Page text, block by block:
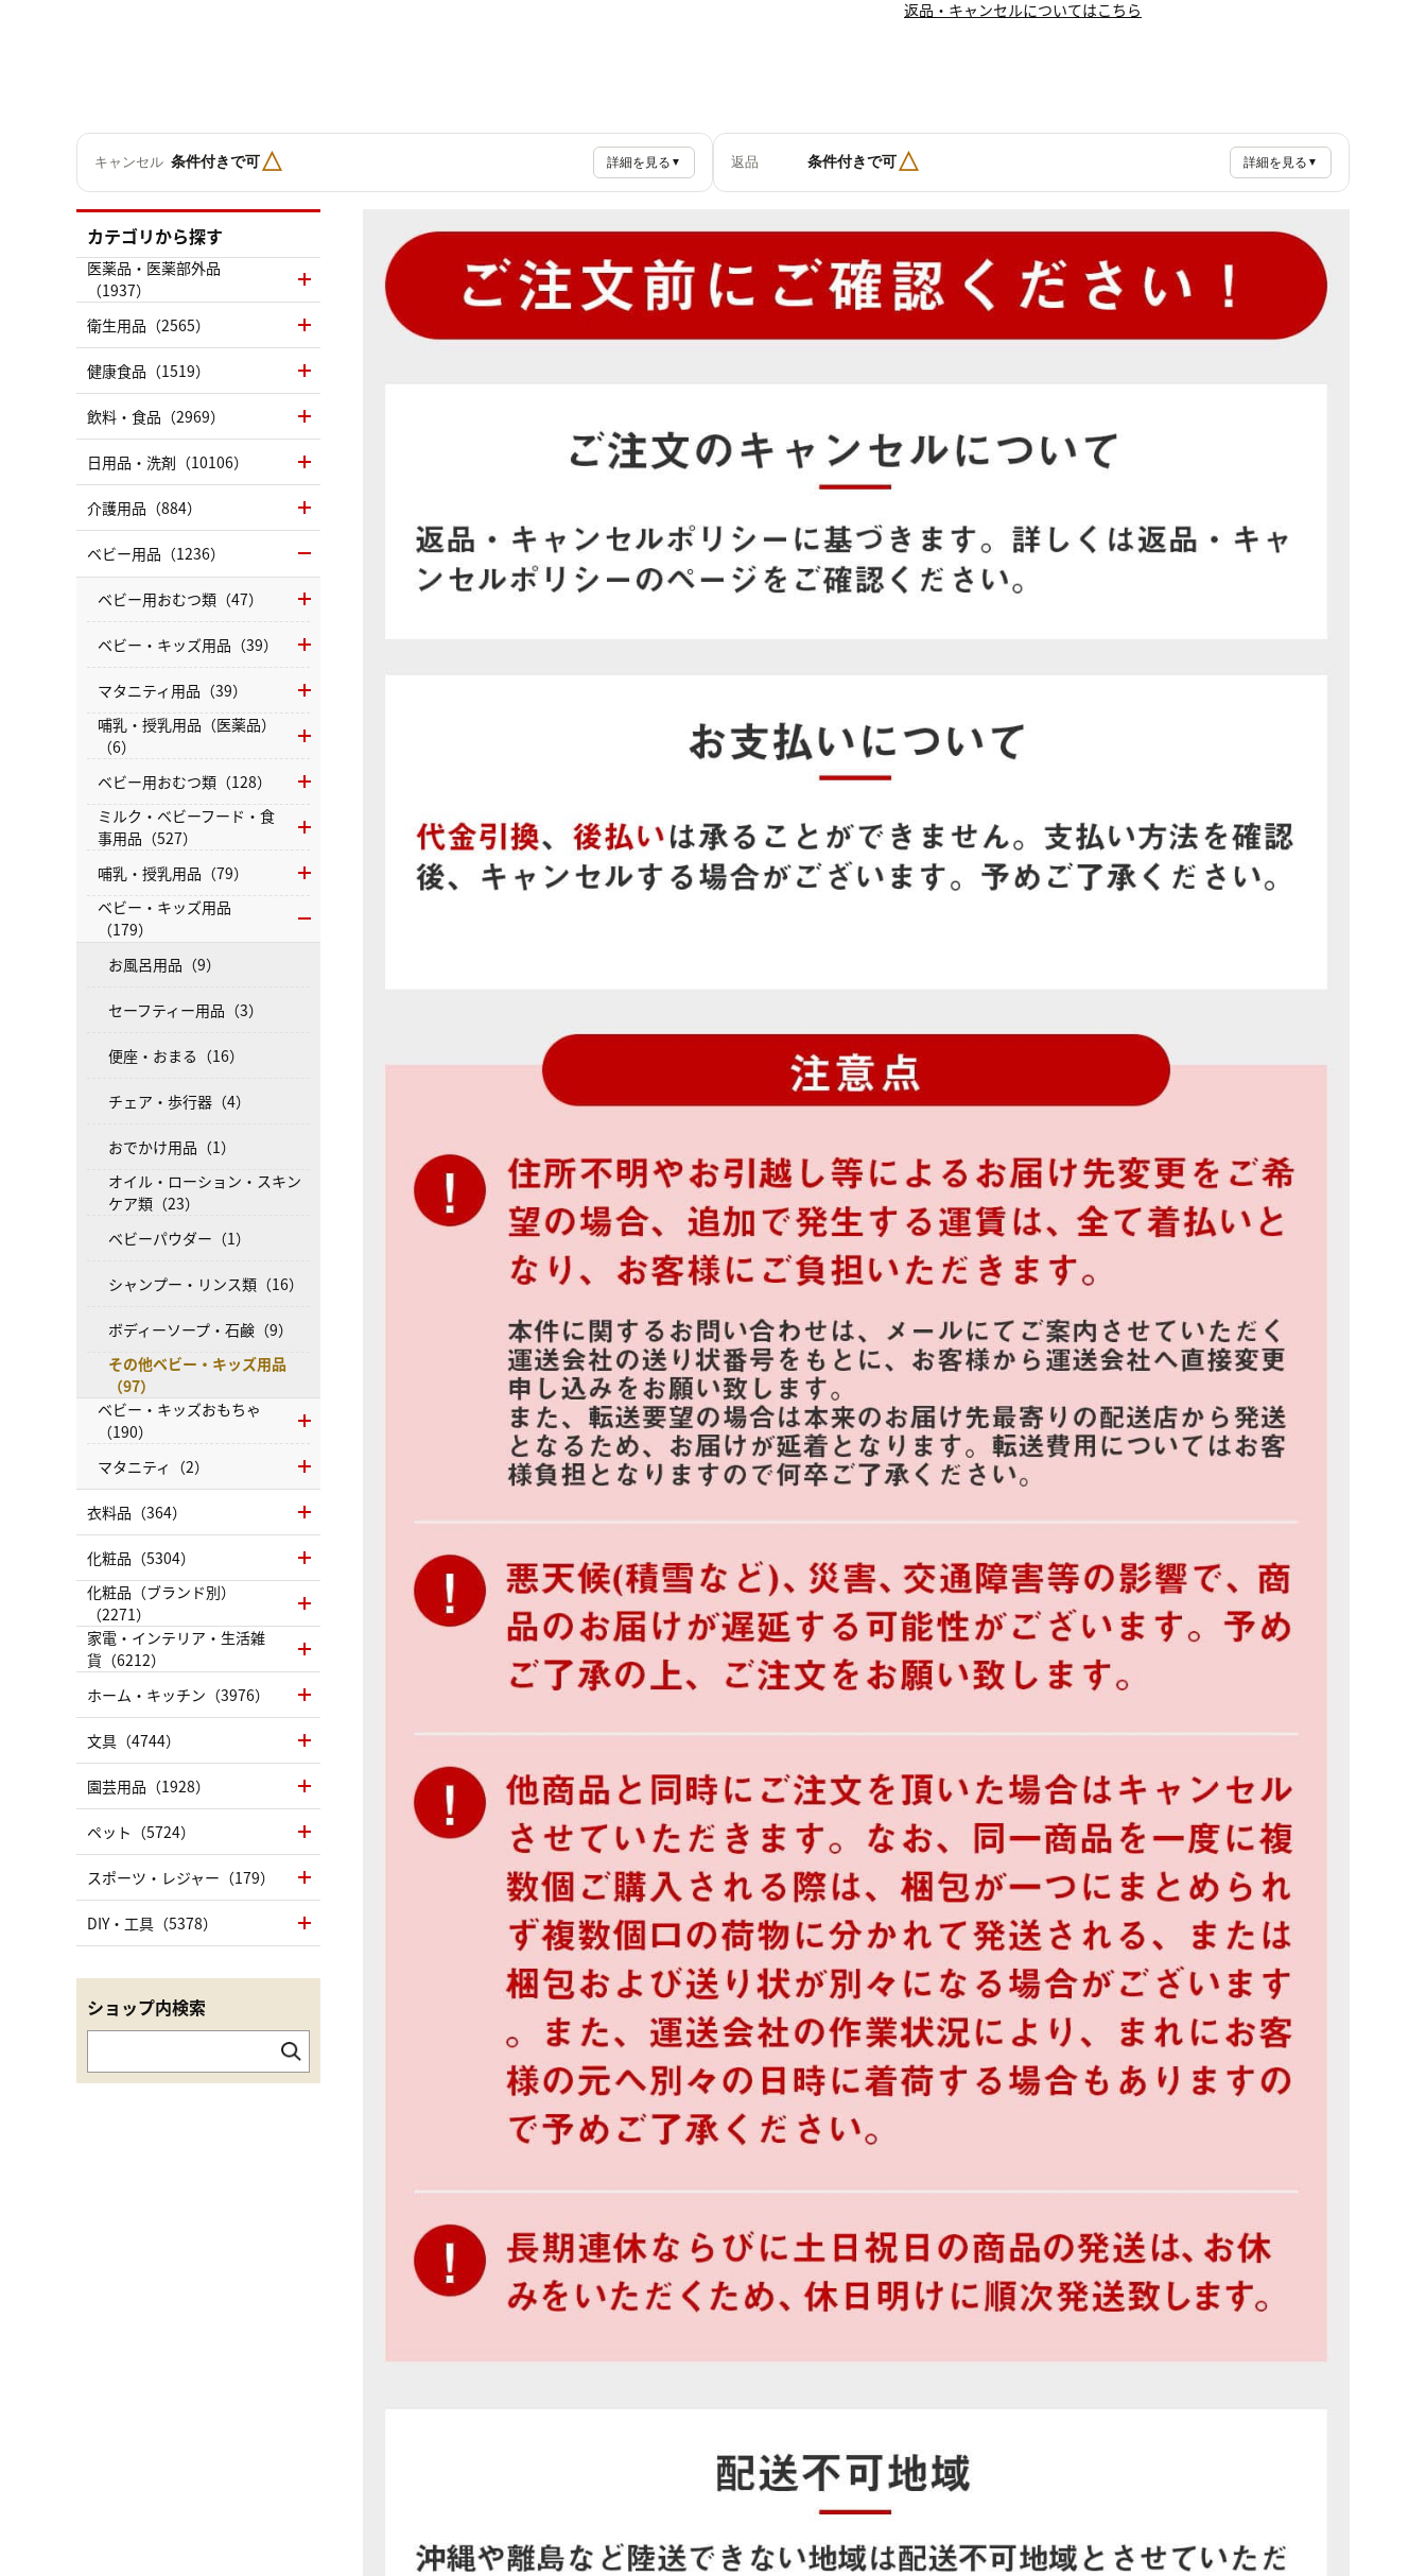
返品・キャンセルについてはこちら
キャンセル 条件付きで可△ 詳細を見る ▼ 返品 条件付きで可△ 詳細を見る ▼
カテゴリから探す
医薬品・医薬部外品
（1937）
衛生用品（2565）
健康食品（1519）
飲料・食品（2969）
日用品・洗剤（10106）
介護用品（884）
ベビー用品（1236）
ベビー用おむつ類（47）
ベビー・キッズ用品（39）
マタニティ用品（39）
哺乳・授乳用品（医薬品）
（6）
ベビー用おむつ類（128）
ミルク・ベビーフード・食
事用品（527）
哺乳・授乳用品（79）
ベビー・キッズ用品
（179）
お風呂用品（9）
セーフティー用品（3）
便座・おまる（16）
チェア・歩行器（4）
おでかけ用品（1）
オイル・ローション・スキン
ケア類（23）
ベビーパウダー（1）
シャンプー・リンス類（16）
ボディーソープ・石鹸（9）
その他ベビー・キッズ用品
（97）
ベビー・キッズおもちゃ
（190）
マタニティ（2）
衣料品（364）
化粧品（5304）
化粧品（ブランド別）
（2271）
家電・インテリア・生活雑
貨（6212）
ホーム・キッチン（3976）
文具（4744）
園芸用品（1928）
ペット（5724）
スポーツ・レジャー（179）
DIY・工具（5378）
ショップ内検索